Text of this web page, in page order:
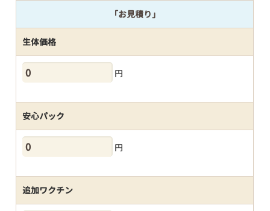
「お見積り」
生体価格
円
安心パック
円
追加ワクチン